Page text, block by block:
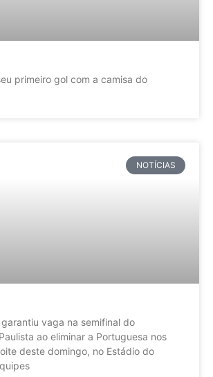
primeiro gol com a camisa do
NOTÍCIAS
vaga na semifinal do
ao eliminar a Portuguesa nos
deste domingo, no Estádio do